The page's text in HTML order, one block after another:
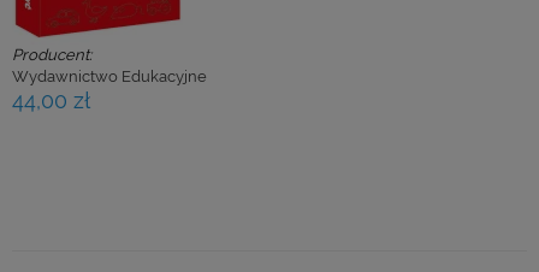
Producent:
Wydawnictwo Edukacyjne
44,00 zł